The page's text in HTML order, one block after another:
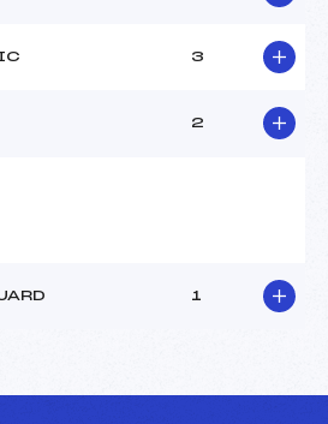
3
2
1